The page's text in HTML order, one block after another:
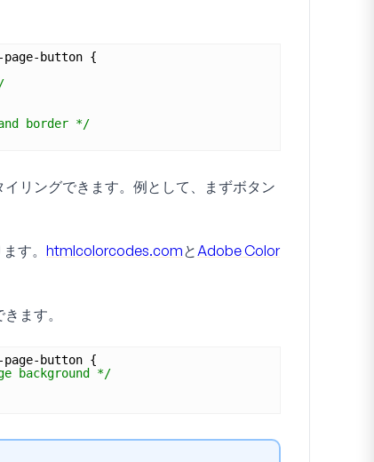
button {
border */
リングできます。例として、まずボタン
す。 htmlcolorcodes.comと Adobe Color
ます。
button {
background */